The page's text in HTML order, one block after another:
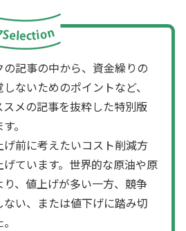
記事の中から、資金繰りの
ないためのポイントなど、
メの記事を抜粋した特別版
。
前に考えたいコスト削減方
ています。世界的な原油や原
、値上げが多い一方、競争
い、または値下げに踏み切